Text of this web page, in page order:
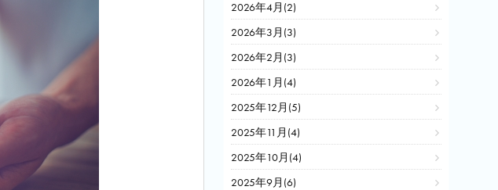
2026年4月(2)
2026年3月(3)
2026年2月(3)
2026年1月(4)
2025年12月(5)
2025年11月(4)
2025年10月(4)
2025年9月(6)